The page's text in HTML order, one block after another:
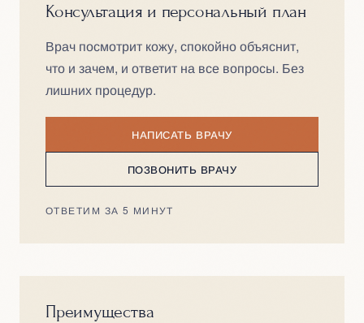
Консультация и персональный план
Врач посмотрит кожу, спокойно объяснит,
что и зачем, и ответит на все вопросы. Без
лишних процедур.
НАПИСАТЬ ВРАЧУ
ПОЗВОНИТЬ ВРАЧУ
ОТВЕТИМ ЗА 5 МИНУТ
Преимущества